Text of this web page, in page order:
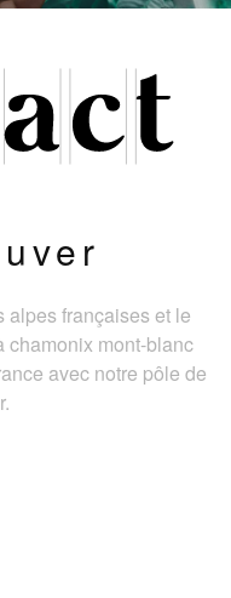
alpes françaises et le
chamonix mont-blanc
avec notre pôle de